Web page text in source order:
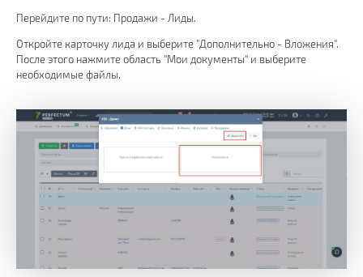
Перейдите по пути: Продажи - Лиды.
Откройте карточку лида и выберите "Дополнительно - Вложения".
После этого нажмите область "Мои документы" и выберите
необходимые файлы.